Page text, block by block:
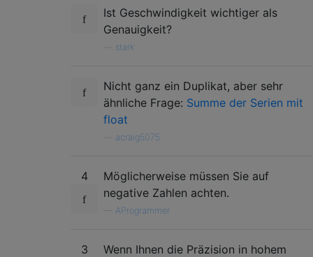
Ist Geschwindigkeit wichtiger als
Genauigkeit?
stark
Nicht ganz ein Duplikat, aber sehr
ähnliche Frage: Summe der Serien mit
float
acraig5075
4
Möglicherweise müssen Sie auf
negative Zahlen achten.
AProgrammer
3
Wenn Ihnen die Präzision in hohem